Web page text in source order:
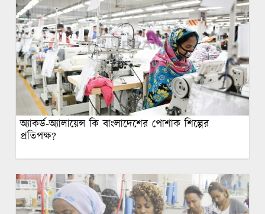
অ্যাকর্ড-অ্যালায়েন্স কি বাংলাদেশের পোশাক শিল্পের
প্রতিপক্ষ?